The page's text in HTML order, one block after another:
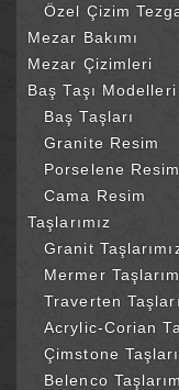
Özel Çizim
Mezar Bakımı
Mezar Çizimleri
Baş Taşı Modelleri
Baş Taşları
Granite Resim
Porselene Resim
Cama Resim
Taşlarımız
Granit
Mermer
Traverten
Acrylic-Corian
Çimstone
Belenco